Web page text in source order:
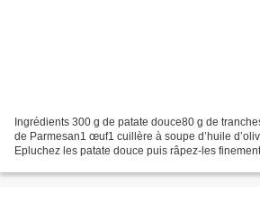
Ingrédients 300 g de patate douce80 g de
de Parmesan1 œuf1 cuillère à soupe d’huile
Epluchez les patate douce puis râpez-les